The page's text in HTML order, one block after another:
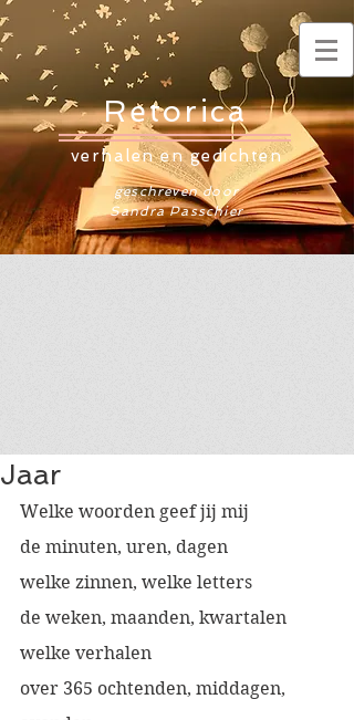
Retorica
verhalen en gedichten
geschreven door
Sandra Passchier
Jaar
Welke woorden geef jij mij
de minuten, uren, dagen
welke zinnen, welke letters
de weken, maanden, kwartalen
welke verhalen
over 365 ochtenden, middagen,